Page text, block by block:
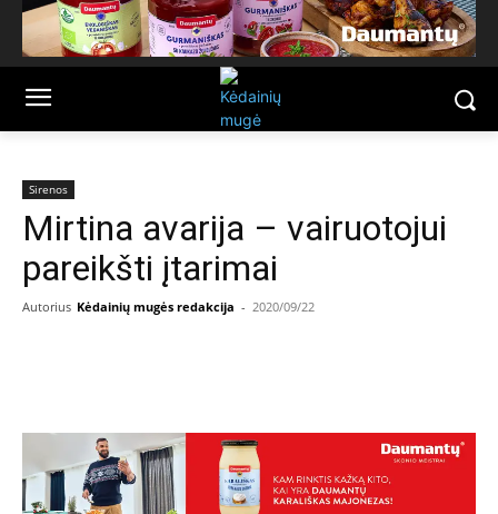
Sirenos
Mirtina avarija – vairuotojui
pareikšti įtarimai
Autorius Kėdainių mugės redakcija - 2020/09/22